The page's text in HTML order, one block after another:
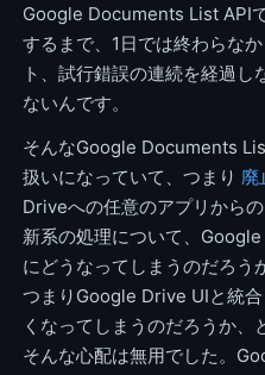
Google Documents List API
するまで、1日では終わらな
ト、試行錯誤の連続を経過
ないんです。
そんなGoogle Documents
扱いになっていて、つまり 廃
Driveへの任意のアプリから
新系の処理について、
にどうなってしまうのだろう
つまりGoogle Drive UIと統
くなってしまうのだろうか、
そんな心配は無用でした。